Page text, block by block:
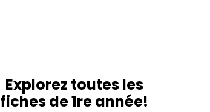
Explorez toutes les
fiches de 1re année!